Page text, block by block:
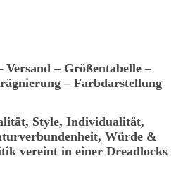
Versand – Größentabelle –
– Farbdarstellung
Style, Individualität,
Würde &
vereint in einer Dreadlocks